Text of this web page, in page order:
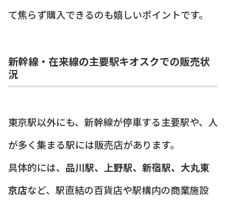
て焦らず購入できるのも嬉しいポイントです。
新幹線・在来線の主要駅キオスクでの販売状
況
東京駅以外にも、新幹線が停車する主要駅や、人
が多く集まる駅には販売店があります。
具体的には、 品川駅、上野駅、新宿駅、大丸東
京店など、駅直結の百貨店や駅構内の商業施設